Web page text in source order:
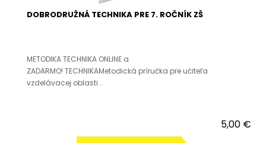
DOBRODRUŽNÁ TECHNIKA PRE 7. ROČNÍK ZŠ
METODIKA TECHNIKA ONLINE a
ZADARMO! TECHNIKAMetodická príručka pre učiteľa
vzdelávacej oblasti ..
5,00 €